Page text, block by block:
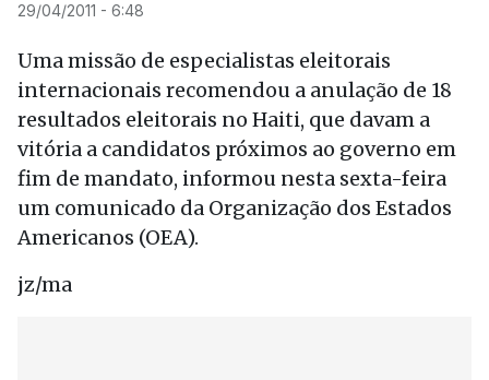
29/04/2011 - 6:48
Uma missão de especialistas eleitorais
internacionais recomendou a anulação de 18
resultados eleitorais no Haiti, que davam a
vitória a candidatos próximos ao governo em
fim de mandato, informou nesta sexta-feira
um comunicado da Organização dos Estados
Americanos (OEA).
jz/ma